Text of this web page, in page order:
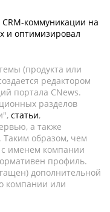
коммуникации на
и оптимизировал
(продукта или
редактором
портала CNews.
разделов
статьи,
а также
Таким образом, чем
именем компании
профиль.
дополнительной
компании или